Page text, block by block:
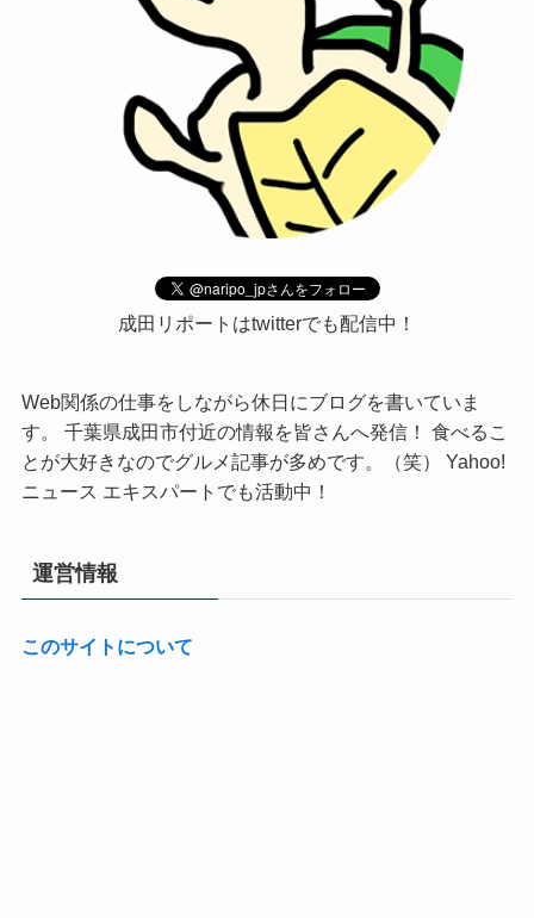
成田リポートはtwitterでも配信中！
Web関係の仕事をしながら休日にブログを書いていま
す。 千葉県成田市付近の情報を皆さんへ発信！ 食べるこ
とが大好きなのでグルメ記事が多めです。（笑） Yahoo!
ニュース エキスパートでも活動中！
運営情報
このサイトについて